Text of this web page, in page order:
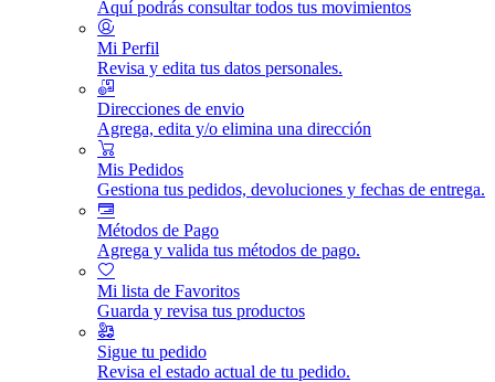
Aquí podrás consultar todos tus movimientos
Mi Perfil
Revisa y edita tus datos personales.
Direcciones de envio
Agrega, edita y/o elimina una dirección
Mis Pedidos
Gestiona tus pedidos, devoluciones y fechas de entrega.
Métodos de Pago
Agrega y valida tus métodos de pago.
Mi lista de Favoritos
Guarda y revisa tus productos
Sigue tu pedido
Revisa el estado actual de tu pedido.